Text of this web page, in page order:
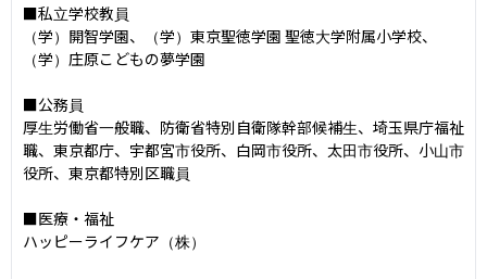
■私立学校教員
（学）開智学園、（学）東京聖徳学園 聖徳大学附属小学校、
（学）庄原こどもの夢学園
■公務員
厚生労働省一般職、防衛省特別自衛隊幹部候補生、埼玉県庁福祉
職、東京都庁、宇都宮市役所、白岡市役所、太田市役所、小山市
役所、東京都特別区職員
■医療・福祉
ハッピーライフケア（株）